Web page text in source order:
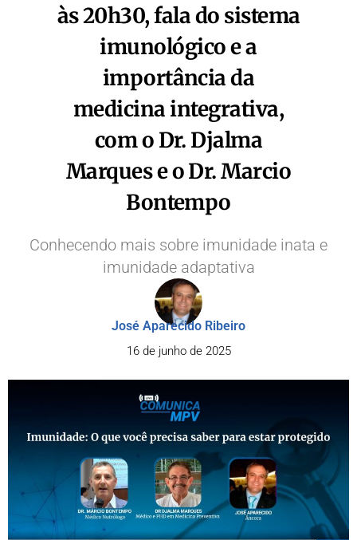
às 20h30, fala do sistema
imunológico e a
importância da
medicina integrativa,
com o Dr. Djalma
Marques e o Dr. Marcio
Bontempo
Conhecendo mais sobre imunidade inata e
imunidade adaptativa
José Aparecido Ribeiro
16 de junho de 2025